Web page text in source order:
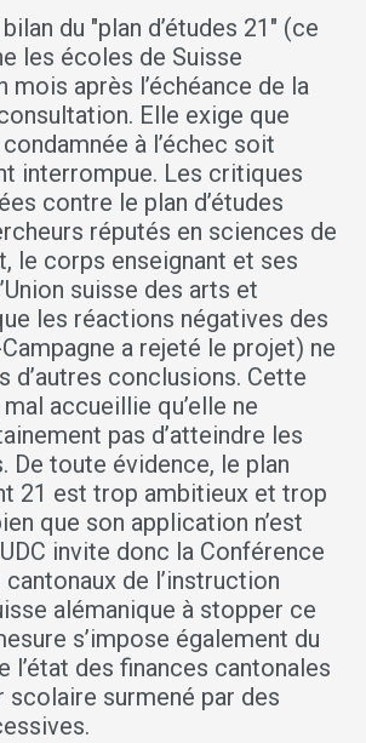
bilan du "plan d’études 21" (ce
les écoles de Suisse
mois après l’échéance de la
Elle exige que
à l’échec soit
interrompue. Les critiques
contre le plan d’études
réputés en sciences de
le corps enseignant et ses
suisse des arts et
les réactions négatives des
a rejeté le projet) ne
d’autres conclusions. Cette
accueillie qu’elle ne
pas d’atteindre les
De toute évidence, le plan
21 est trop ambitieux et trop
que son application n’est
invite donc la Conférence
de l’instruction
alémanique à stopper ce
s’impose également du
l’état des finances cantonales
scolaire surmené par des